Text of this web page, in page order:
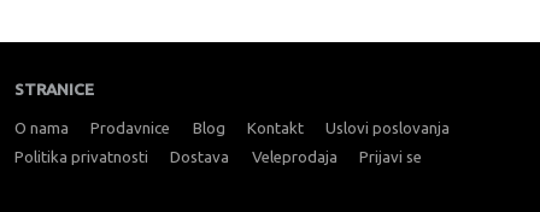
STRANICE
O nama Prodavnice Blog Kontakt
Uslovi poslovanja
Politika privatnosti
Dostava Veleprodaja Prijavi se